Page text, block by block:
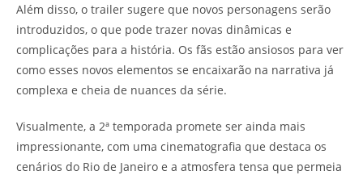
Além disso, o trailer sugere que novos personagens serão
introduzidos, o que pode trazer novas dinâmicas e
complicações para a história. Os fãs estão ansiosos para ver
como esses novos elementos se encaixarão na narrativa já
complexa e cheia de nuances da série.
Visualmente, a 2ª temporada promete ser ainda mais
impressionante, com uma cinematografia que destaca os
cenários do Rio de Janeiro e a atmosfera tensa que permeia